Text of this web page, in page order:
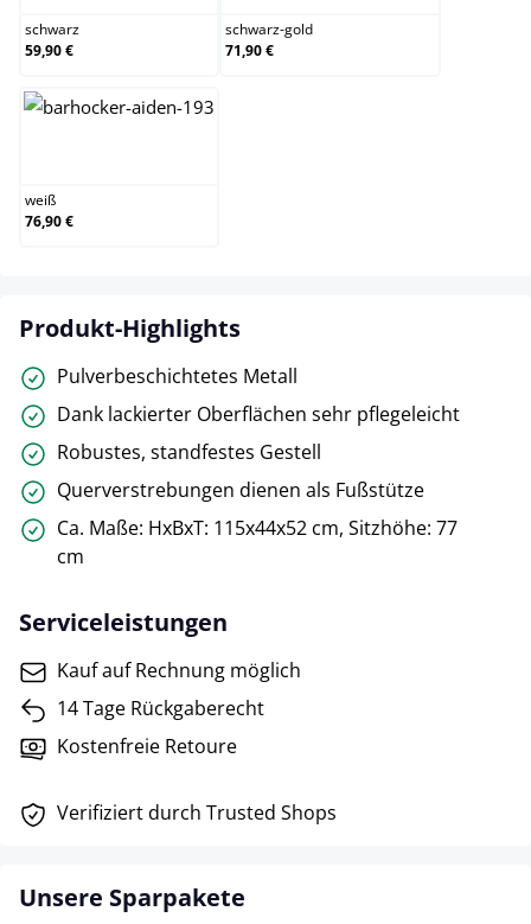
schwarz
59,90 €
schwarz-gold
71,90 €
weiß
76,90 €
Produkt-Highlights
Pulverbeschichtetes Metall
Dank lackierter Oberflächen sehr pflegeleicht
Robustes, standfestes Gestell
Querverstrebungen dienen als Fußstütze
Ca. Maße: HxBxT: 115x44x52 cm, Sitzhöhe: 77
cm
Serviceleistungen
Kauf auf Rechnung möglich
14 Tage Rückgaberecht
Kostenfreie Retoure
Verifiziert durch Trusted Shops
Unsere Sparpakete